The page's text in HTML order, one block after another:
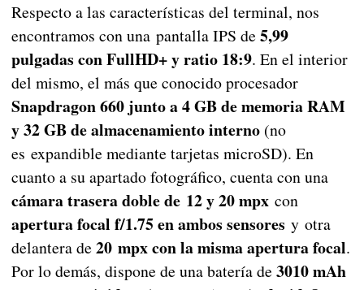
Respecto a las características del terminal, nos
encontramos con una pantalla IPS de 5,99
pulgadas con FullHD+ y ratio 18:9. En el interior
del mismo, el más que conocido procesador
Snapdragon 660 junto a 4 GB de memoria RAM
y 32 GB de almacenamiento interno(no
es expandible mediante tarjetas microSD). En
cuanto a su apartado fotográfico, cuenta con una
cámara trasera doble de 12 y 20 mpx con
apertura focal f/1.75 en ambos sensores y otra
delantera de 20 mpx con la misma apertura focal.
Por lo demás, dispone de una batería de 3010 mAh